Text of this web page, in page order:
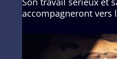
accompagneront vers